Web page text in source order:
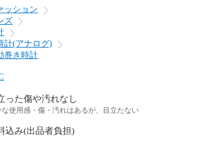
ッション
ズ
計(アナログ)
巻き時計
った傷や汚れなし
な使用感・傷・汚れはあるが、目立たない
込み(出品者負担)